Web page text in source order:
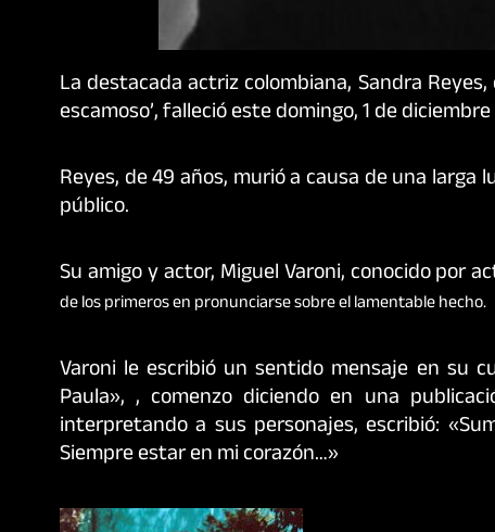
La destacada actriz colombiana, Sandra
escamoso’, falleció este domingo, 1 de diciembre
Reyes, de 49 años, murió a causa de una
público.
Su amigo y actor, Miguel Varoni, conocido por
de los primeros en pronunciarse sobre el lamentable hecho.
Varoni le escribió un sentido mensaje en su
Paula», , comenzo diciendo en una
interpretando a sus personajes, escribió:
Siempre estar en mi corazón…»